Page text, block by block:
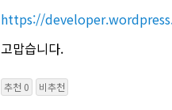
https://
고맙습니다.
추천 0 비추천